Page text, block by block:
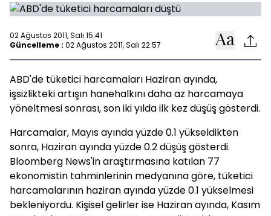
02 Ağustos 2011, Salı 15:41
Güncelleme : 02 Ağustos 2011, Salı 22:57
ABD'de tüketici harcamaları Haziran ayında,
işsizlikteki artışın hanehalkını daha az harcamaya
yöneltmesi sonrası, son iki yılda ilk kez düşüş gösterdi.
Harcamalar, Mayıs ayında yüzde 0.1 yükseldikten
sonra, Haziran ayında yüzde 0.2 düşüş gösterdi.
Bloomberg News'in araştırmasına katılan 77
ekonomistin tahminlerinin medyanına göre, tüketici
harcamalarının haziran ayında yüzde 0.1 yükselmesi
bekleniyordu. Kişisel gelirler ise Haziran ayında, Kasım